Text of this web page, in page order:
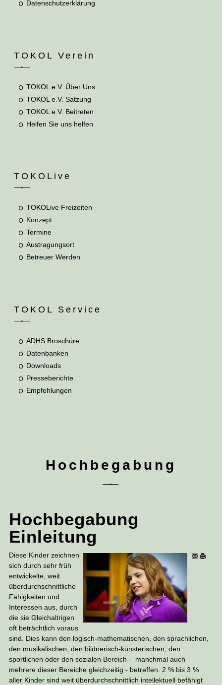
Datenschutzerklärung
TOKOL Verein
TOKOL e.V. Über Uns
TOKOL e.V. Satzung
TOKOL e.V. Beitreten
Helfen Sie uns helfen
TOKOLive
TOKOLive Freizeiten
Konzept
Termine
Austragungsort
Betreuer Werden
TOKOL Service
ADHS Broschüre
Datenbanken
Downloads
Presseberichte
Empfehlungen
Hochbegabung
Hochbegabung
Einleitung
Diese Kinder zeichnen
sich durch sehr früh
entwickelte, weit
überdurchschnittliche
Fähigkeiten und
Interessen aus, durch
die sie Gleichaltrigen
oft beträchtlich voraus
sind. Dies kann den logisch-mathematischen, den sprachlichen,
den musikalischen, den bildnerisch-künsterischen, den
sportlichen oder den sozialen Bereich - manchmal auch
mehrere dieser Bereiche gleichzeitig - betreffen. 2 % bis 3 %
aller Kinder sind weit überdurchschnittlich intellektuell befähigt